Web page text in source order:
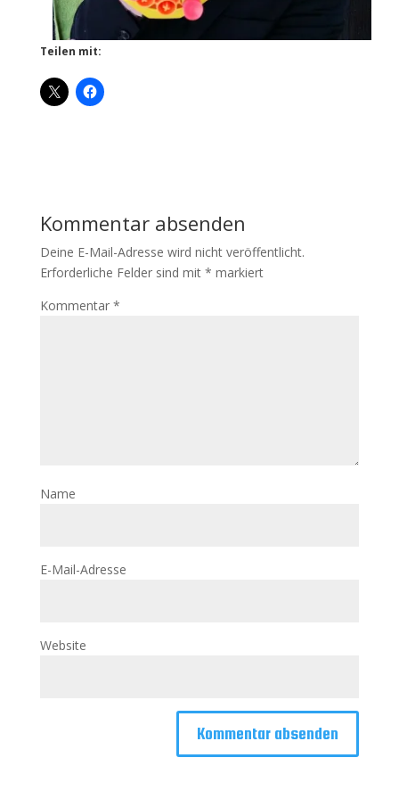
Teilen mit:
Kommentar absenden
Deine E-Mail-Adresse wird nicht veröffentlicht.
Erforderliche Felder sind mit * markiert
Kommentar *
Name
E-Mail-Adresse
Website